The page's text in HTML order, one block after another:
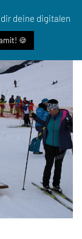
deine digitalen
🍪